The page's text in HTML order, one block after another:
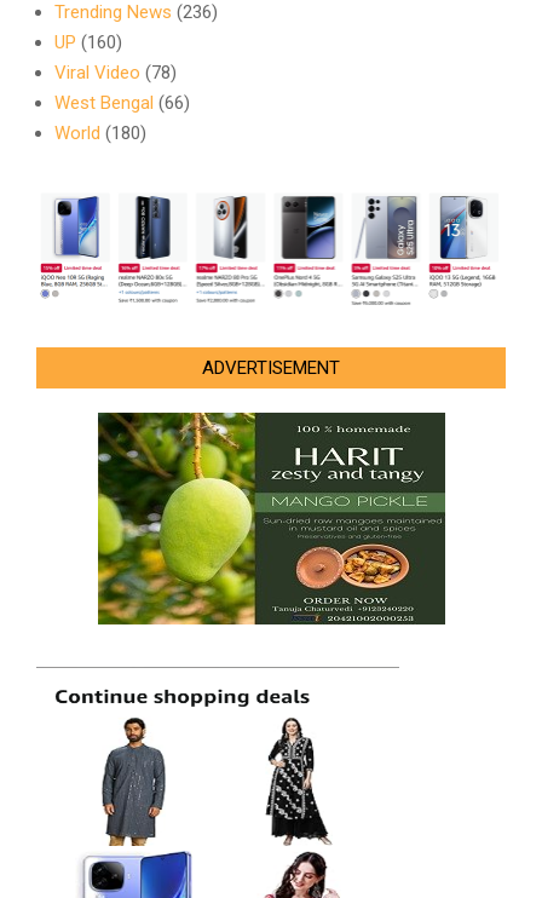
Trending News (236)
UP (160)
Viral Video (78)
West Bengal (66)
World (180)
ADVERTISEMENT